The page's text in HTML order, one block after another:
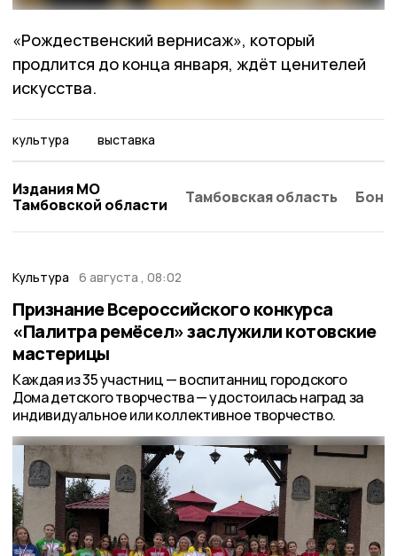
«Рождественский вернисаж», который
продлится до конца января, ждёт ценителей
искусства.
культура выставка
Издания МО
Тамбовской области
Тамбовская область
Культура 6 августа , 08:02
Признание Всероссийского конкурса
«Палитра ремёсел» заслужили котовские
мастерицы
Каждая из 35 участниц — воспитанниц городского
Дома детского творчества — удостоилась наград за
индивидуальное или коллективное творчество.